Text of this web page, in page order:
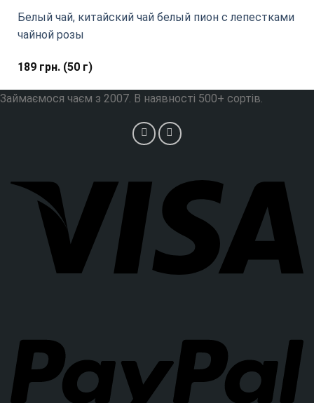
Белый чай, китайский чай белый пион с лепестками
чайной розы
189грн.(50 г)
Займаємося чаєм з 2007. В наявності 500+ сортів.